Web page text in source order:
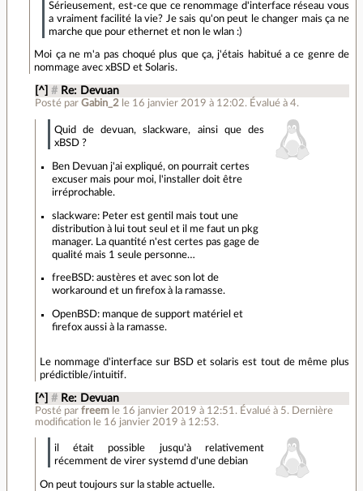
Sérieusement, est-ce que ce renommage d'interface réseau vous
a vraiment facilité la vie? Je sais qu'on peut le changer mais ça ne
marche que pour ethernet et non le wlan :)
Moi ça ne m'a pas choqué plus que ça, j'étais habitué a ce genre de
nommage avec xBSD et Solaris.
[^] # Re: Devuan
Posté par Gabin_2 le 16 janvier 2019 à 12:02. Évalué à 4.
Quid de devuan, slackware, ainsi que des
xBSD ?
Ben Devuan j'ai expliqué, on pourrait certes
excuser mais pour moi, l'installer doit être
irréprochable.
slackware: Peter est gentil mais tout une
distribution à lui tout seul et il me faut un pkg
manager. La quantité n'est certes pas gage de
qualité mais 1 seule personne…
freeBSD: austères et avec son lot de
workaround et un firefox à la ramasse.
OpenBSD: manque de support matériel et
firefox aussi à la ramasse.
Le nommage d'interface sur BSD et solaris est tout de même plus
prédictible/intuitif.
[^] # Re: Devuan
Posté par freem le 16 janvier 2019 à 12:51 . Évalué à 5. Dernière
modification le 16 janvier 2019 à 12:53.
il était possible jusqu'à relativement
récemment de virer systemd d'une debian
On peut toujours sur la stable actuelle.